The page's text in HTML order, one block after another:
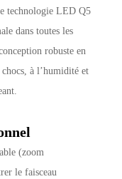
technologie LED Q5
dans toutes les
robuste en
à l’humidité et
(zoom
le faisceau